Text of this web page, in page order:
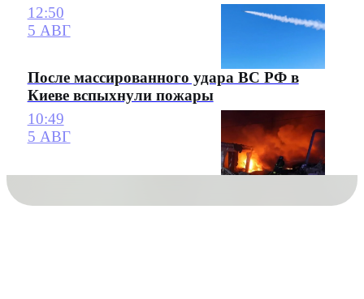
12:50
5 АВГ
После массированного удара ВС РФ в
Киеве вспыхнули пожары
10:49
5 АВГ